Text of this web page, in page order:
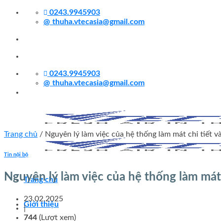
Skip
0243.9945903
@ thuha.vtecasia@gmail.com
0243.9945903
@ thuha.vtecasia@gmail.com
Trang chủ
Giới thiệu
Trang chủ / Nguyên lý làm việc của hệ thống làm mát chi tiết
Tin nội bộ
Nguyên lý làm việc của hệ thống làm
23.02.2025
|
744 (Lượt xem)